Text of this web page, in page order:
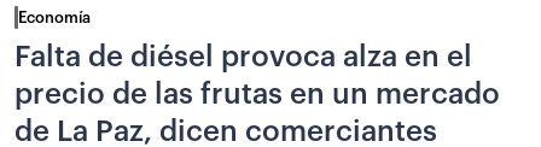
Economía
Falta de diésel provoca alza en el
precio de las frutas en un mercado
de La Paz, dicen comerciantes